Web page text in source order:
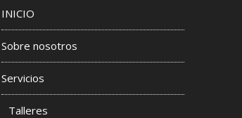
INICIO
Sobre nosotros
Servicios
Talleres